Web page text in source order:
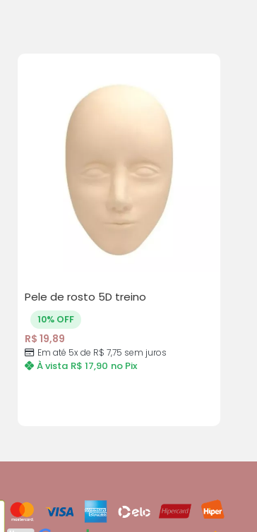
Pele de rosto 5D treino
10% OFF
R$ 19,89
Em até 5x de R$ 7,75 sem juros
À vista R$ 17,90 no Pix